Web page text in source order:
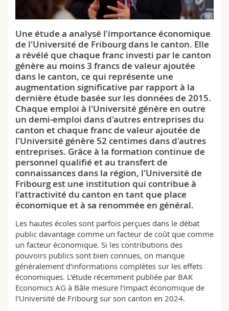
Sciences et médecine
Interfacultaire
Collaborateurs
Doctorants
Webmail
Programme des cours
MyUnifr
Une étude a analysé l'importance économique
de l'Université de Fribourg dans le canton. Elle
a révélé que chaque franc investi par le canton
génère au moins 3 francs de valeur ajoutée
dans le canton, ce qui représente une
augmentation significative par rapport à la
dernière étude basée sur les données de 2015.
Chaque emploi à l'Université génère en outre
un demi-emploi dans d'autres entreprises du
canton et chaque franc de valeur ajoutée de
l'Université génère 52 centimes dans d'autres
entreprises. Grâce à la formation continue de
personnel qualifié et au transfert de
connaissances dans la région, l'Université de
Fribourg est une institution qui contribue à
l'attractivité du canton en tant que place
économique et à sa renommée en général.
Les hautes écoles sont parfois perçues dans le débat
public davantage comme un facteur de coût que comme
un facteur économique. Si les contributions des
pouvoirs publics sont bien connues, on manque
généralement d'informations complètes sur les effets
économiques. L'étude récemment publiée par BAK
Economics AG à Bâle mesure l'impact économique de
l'Université de Fribourg sur son canton en 2024.